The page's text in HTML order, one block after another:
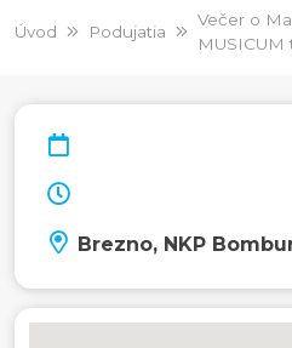
Úvod Podujatia
Večer o
MUSICUM
Brezno, NKP